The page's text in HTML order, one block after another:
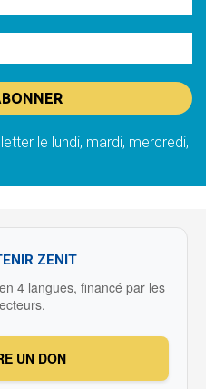
le lundi, mardi, mercredi,
ZENIT
4 langues, financé par les
UN DON